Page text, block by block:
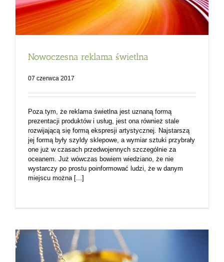
Nowoczesna reklama świetlna
07 czerwca 2017
Poza tym, że reklama świetlna jest uznaną formą
prezentacji produktów i usług, jest ona również stale
rozwijającą się formą ekspresji artystycznej. Najstarszą
jej formą były szyldy sklepowe, a wymiar sztuki przybrały
one już w czasach przedwojennych szczególnie za
oceanem. Już wówczas bowiem wiedziano, że nie
wystarczy po prostu poinformować ludzi, że w danym
miejscu można [...]